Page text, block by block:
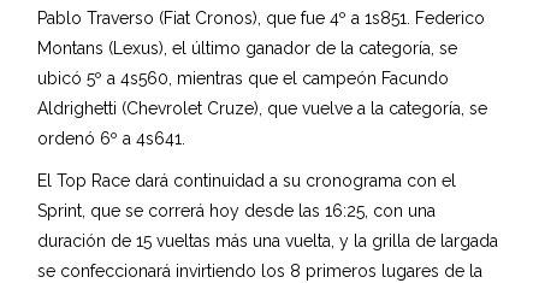
Pablo Traverso (Fiat Cronos), que fue 4º a 1s851. Federico
Montans (Lexus), el último ganador de la categoría, se
ubicó 5º a 4s560, mientras que el campeón Facundo
Aldrighetti (Chevrolet Cruze), que vuelve a la categoría, se
ordenó 6º a 4s641.
El Top Race dará continuidad a su cronograma con el
Sprint, que se correrá hoy desde las 16:25, con una
duración de 15 vueltas más una vuelta, y la grilla de largada
se confeccionará invirtiendo los 8 primeros lugares de la